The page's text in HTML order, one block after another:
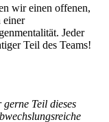
wir einen offenen,
einer
Jeder
Teil des Teams!
Teil dieses